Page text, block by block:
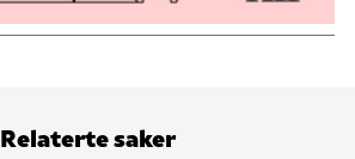
Relaterte saker